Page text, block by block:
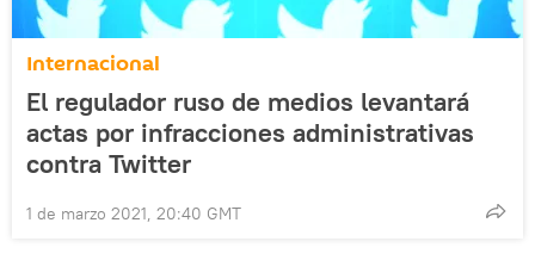
Internacional
El regulador ruso de medios levantará
actas por infracciones administrativas
contra Twitter
1 de marzo 2021, 20:40 GMT